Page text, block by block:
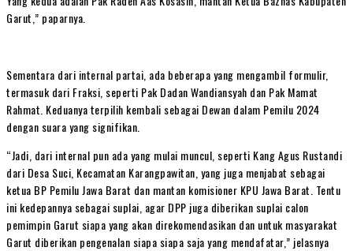
Garut,” paparnya.
Sementara dari internal partai, ada beberapa yang mengambil formulir,
termasuk dari Fraksi, seperti Pak Dadan Wandiansyah dan Pak Mamat
Rahmat. Keduanya terpilih kembali sebagai Dewan dalam Pemilu 2024
dengan suara yang signifikan.
“Jadi, dari internal pun ada yang mulai muncul, seperti Kang Agus Rustandi
dari Desa Suci, Kecamatan Karangpawitan, yang juga menjabat sebagai
ketua BP Pemilu Jawa Barat dan mantan komisioner KPU Jawa Barat. Tentu
ini kedepannya sebagai suplai, agar DPP juga diberikan suplai calon
pemimpin Garut siapa yang akan direkomendasikan dan untuk masyarakat
Garut diberikan pengenalan siapa siapa saja yang mendafatar,” jelasnya